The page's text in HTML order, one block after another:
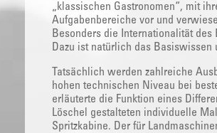
„klassischen Gastronomen“, mit
Aufgabenbereiche vor und
Besonders die Internationalität
Dazu ist natürlich das Basiswissen
Tatsächlich werden zahlreiche
hohen technischen Niveau bei
erläuterte die Funktion eines
Löschel gestalteten individuelle
Spritzkabine. Der für